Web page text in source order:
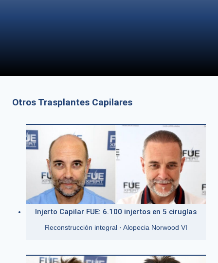
Otros Trasplantes Capilares
Injerto Capilar FUE: 6.100 injertos en 5 cirugías
Reconstrucción integral · Alopecia Norwood VI